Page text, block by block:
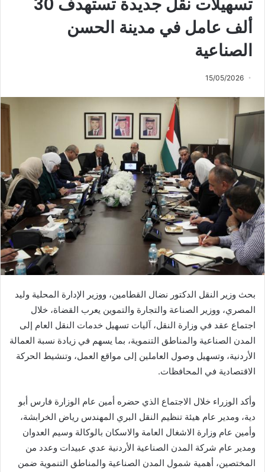
تسهيلات نقل جديدة تستهدف 30
ألف عامل في مدينة الحسن
الصناعية
15/05/2026
بحث وزير النقل الدكتور نضال القطامين، ووزير الإدارة المحلية وليد
المصري، ووزير الصناعة والتجارة والتموين يعرب القضاة، خلال
اجتماع عقد في وزارة النقل، آليات تسهيل خدمات النقل العام إلى
المدن الصناعية والمناطق التنموية، بما يسهم في زيادة نسبة العمالة
الأردنية، وتسهيل وصول العاملين إلى مواقع العمل، وتنشيط الحركة
الاقتصادية في المحافظات.
وأكد الوزراء خلال الاجتماع الذي حضره أمين عام الوزارة فارس أبو
دية، ومدير عام هيئة تنظيم النقل البري المهندس رياض الخرابشة،
وأمين عام وزارة الاشغال العامة والاسكان بالوكالة وسيم العدوان
ومدير عام شركة المدن الصناعية الأردنية عدي عبيدات وعدد من
المختصين، أهمية شمول المدن الصناعية والمناطق التنموية ضمن